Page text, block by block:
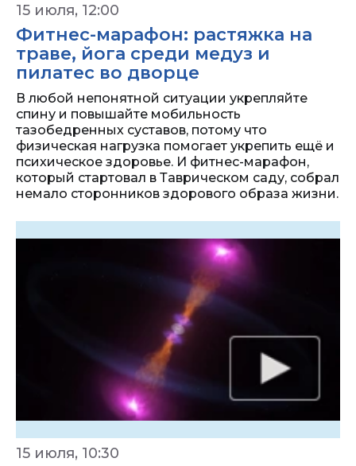
15 июля, 12:00
Фитнес-марафон: растяжка на
траве, йога среди медуз и
пилатес во дворце
В любой непонятной ситуации укрепляйте
спину и повышайте мобильность
тазобедренных суставов, потому что
физическая нагрузка помогает укрепить ещё и
психическое здоровье. И фитнес-марафон,
который стартовал в Таврическом саду, собрал
немало сторонников здорового образа жизни.
15 июля, 10:30